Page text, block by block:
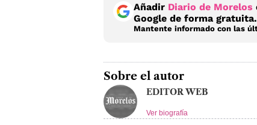
Añadir Diario de Morelos
Google de forma gratuita.
Mantente informado con las
Sobre el autor
EDITOR WEB
Ver biografía